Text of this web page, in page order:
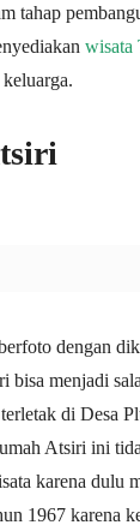
tahap
wisata
dengan
bisa menjadi
di Desa
Atsiri ini
karena dulu
1967 karena